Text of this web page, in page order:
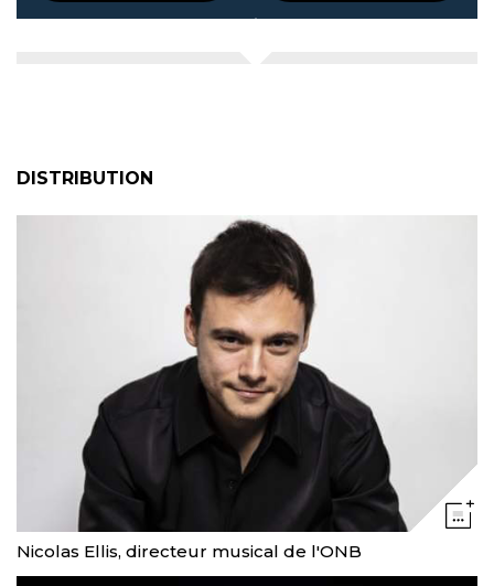
DISTRIBUTION
Nicolas Ellis, directeur musical de l'ONB